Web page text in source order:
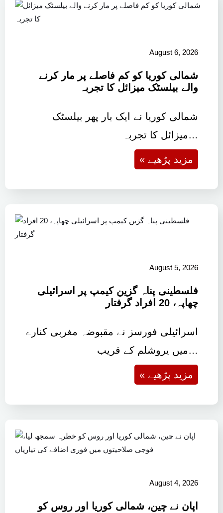
August 6, 2026
شمالی کوریا کو کم فاصلے پر مار کرنے
والے بیلسٹک میزائل کا تجربہ
شمالی کوریا نے ایک بار پھر بیلسٹک
میزائل کا تجربہ…
« مزید پڑھیے
August 5, 2026
فلسطینی پناہ گزین کیمپ پر اسرائیلی
چھاپہ، 20 افراد گرفتار
اسرائیلی فورسز نے مقبوضہ مغربی کنارے
میں یروشلم کے قریب…
« مزید پڑھیے
August 4, 2026
اپان نے چین، شمالی کوریا اور روس کو